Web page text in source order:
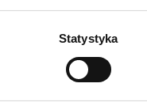
Statystyka
SARNIAK
kup bilet